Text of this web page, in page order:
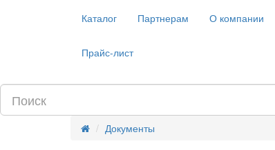
Каталог Партнерам О компании
Прайс-лист
Документы